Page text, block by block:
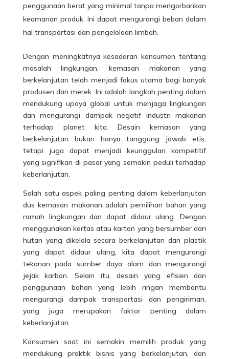
penggunaan berat yang minimal tanpa mengorbankan
keamanan produk. Ini dapat mengurangi beban dalam
hal transportasi dan pengelolaan limbah.
Dengan meningkatnya kesadaran konsumen tentang
masalah lingkungan, kemasan makanan yang
berkelanjutan telah menjadi fokus utama bagi banyak
produsen dan merek. Ini adalah langkah penting dalam
mendukung upaya global untuk menjaga lingkungan
dan mengurangi dampak negatif industri makanan
terhadap planet kita. Desain kemasan yang
berkelanjutan bukan hanya tanggung jawab etis,
tetapi juga dapat menjadi keunggulan kompetitif
yang signifikan di pasar yang semakin peduli terhadap
keberlanjutan.
Salah satu aspek paling penting dalam keberlanjutan
dus kemasan makanan adalah pemilihan bahan yang
ramah lingkungan dan dapat didaur ulang. Dengan
menggunakan kertas atau karton yang bersumber dari
hutan yang dikelola secara berkelanjutan dan plastik
yang dapat didaur ulang, kita dapat mengurangi
tekanan pada sumber daya alam dan mengurangi
jejak karbon. Selain itu, desain yang efisien dan
penggunaan bahan yang lebih ringan membantu
mengurangi dampak transportasi dan pengiriman,
yang juga merupakan faktor penting dalam
keberlanjutan.
Konsumen saat ini semakin memilih produk yang
mendukung praktik bisnis yang berkelanjutan, dan